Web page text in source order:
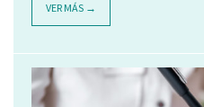
VER MÁS →